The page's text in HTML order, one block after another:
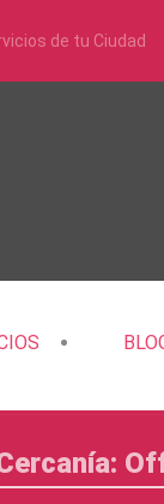
de tu Ciudad